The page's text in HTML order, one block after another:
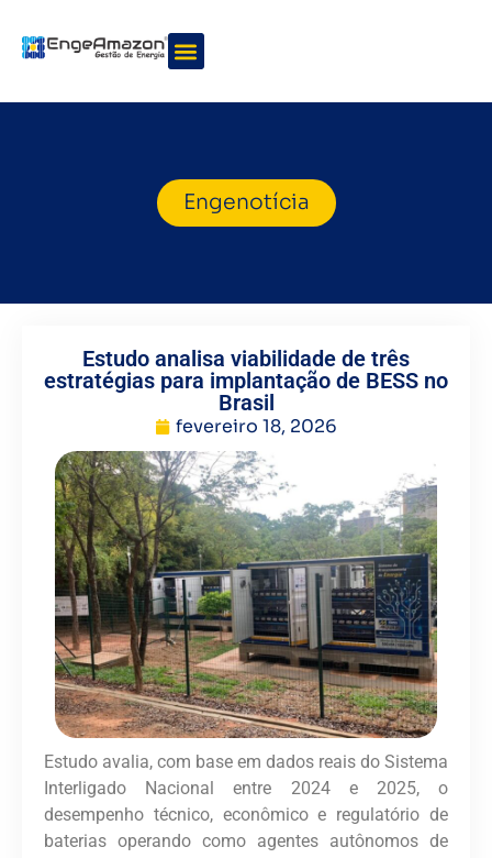
Engenotícia
Estudo analisa viabilidade de três
estratégias para implantação de BESS no
Brasil
fevereiro 18, 2026
Estudo avalia, com base em dados reais do Sistema
Interligado Nacional entre 2024 e 2025, o
desempenho técnico, econômico e regulatório de
baterias operando como agentes autônomos de